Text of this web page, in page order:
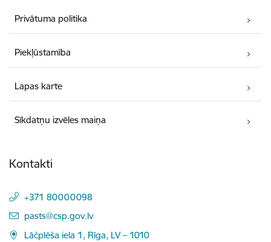
Privātuma politika
Piekļūstamība
Lapas karte
Sīkdatņu izvēles maiņa
Kontakti
+371 80000098
E-pasts:
pasts@csp.gov.lv
Lāčplēša iela 1, Rīga, LV – 1010